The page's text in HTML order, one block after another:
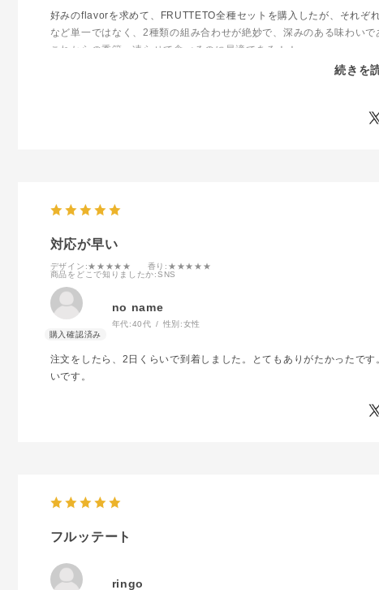
好みのflavorを求めて、FRUTTETO全種セットを購入したが、それ
など単一ではなく、2種類の組み合わせが絶妙で、深みのある味わい
これからの季節、凍らせて食べるのに最適である！！
続きを
対応が早い
デザイン :★★★★★ 香り :★★★★★
商品をどこで知りましたか:SNS
no name
年代:40代 性別:女性
注文をしたら、2日くらいで到着しました。とてもありがたかったで
いです。
フルッテート
ringo